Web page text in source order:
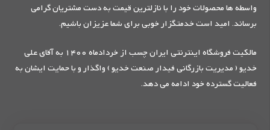
واسطه ها محصولات خود را با نازلترین قیمت به دست مشتریان گرامی
برساند. امید است خدمتگزار خوبی برای شما عزیزان باشیم.
مالکیت فروشگاه اینترنتی ایران چسب از خردادماه 1400 به آقای علی
خدیو ( مدیریت بازرگانی فیدار صنعت خدیو ) واگذار و با حمایت ایشان به
فعالیت گسترده خود ادامه می دهد.